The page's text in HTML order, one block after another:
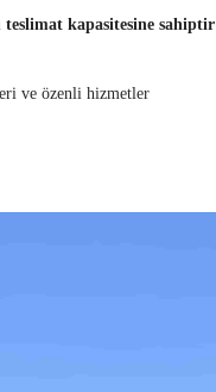
kapasitesine sahiptir
ve özenli hizmetler